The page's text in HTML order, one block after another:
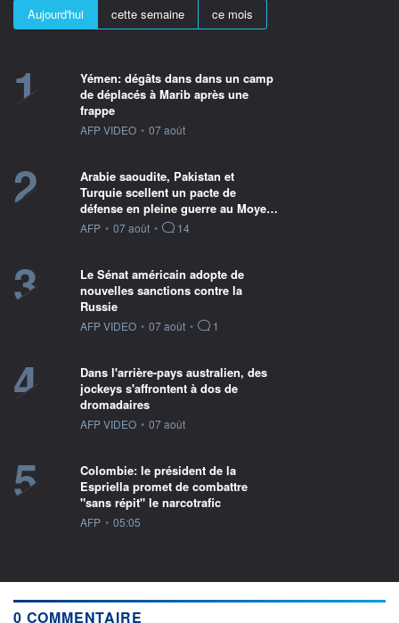
Aujourd'hui cette semaine ce mois
1
Yémen: dégâts dans dans un camp
de déplacés à Marib après une
frappe
information fournie par
AFP VIDEO • 07 août
2
Arabie saoudite, Pakistan et
Turquie scellent un pacte de
défense en pleine guerre au Moye…
information fournie par
AFP • 07 août • 14
3
Le Sénat américain adopte de
nouvelles sanctions contre la
Russie
information fournie par
AFP VIDEO • 07 août • 1
4
Dans l'arrière-pays australien, des
jockeys s'affrontent à dos de
dromadaires
information fournie par
AFP VIDEO • 07 août
5
Colombie: le président de la
Espriella promet de combattre
"sans répit" le narcotrafic
information fournie par
AFP • 05:05
0 COMMENTAIRE